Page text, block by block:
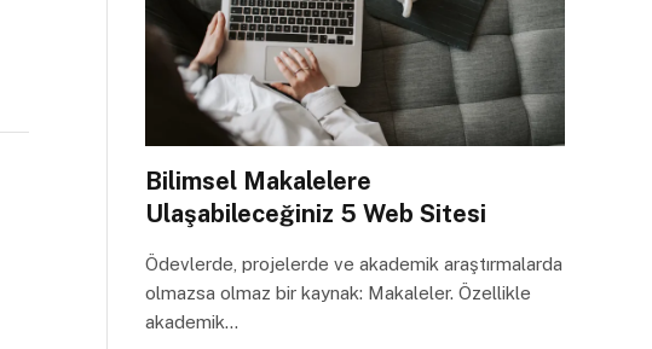
Bilimsel Makalelere
Ulaşabileceğiniz 5 Web Sitesi
Ödevlerde, projelerde ve akademik araştırmalarda
olmazsa olmaz bir kaynak: Makaleler. Özellikle
akademik…